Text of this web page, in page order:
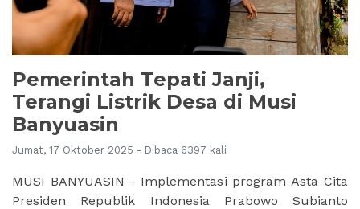
Pemerintah Tepati Janji,
Terangi Listrik Desa di Musi
Banyuasin
Jumat, 17 Oktober 2025 - Dibaca 6397 kali
MUSI BANYUASIN - Implementasi program Asta Cita
Presiden Republik Indonesia Prabowo Subianto